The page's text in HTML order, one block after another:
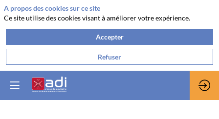
A propos des cookies sur ce site
Ce site utilise des cookies visant à améliorer votre expérience.
Accepter
Refuser